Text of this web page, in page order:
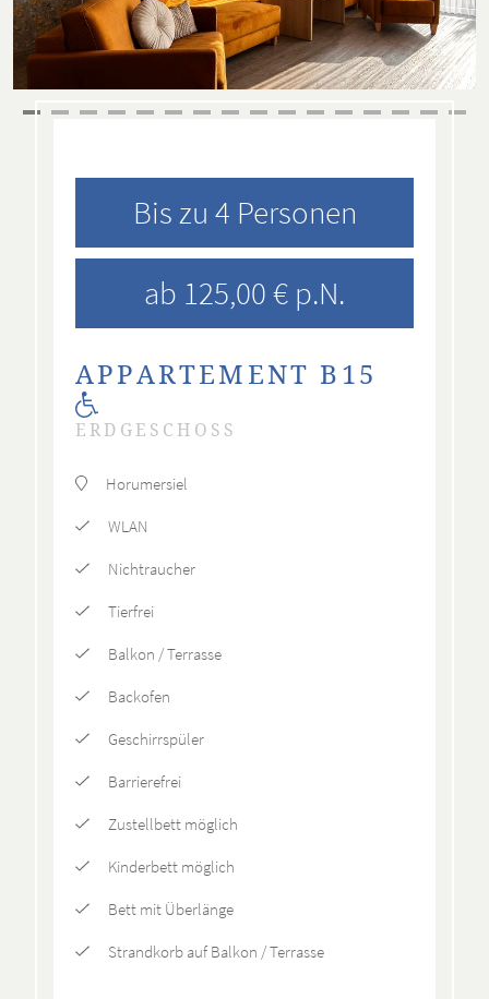
Bis zu 4 Personen
ab 125,00 € p.N.
APPARTEMENT B15
ERDGESCHOSS
Horumersiel
WLAN
Nichtraucher
Tierfrei
Balkon / Terrasse
Backofen
Geschirrspüler
Barrierefrei
Zustellbett möglich
Kinderbett möglich
Bett mit Überlänge
Strandkorb auf Balkon / Terrasse